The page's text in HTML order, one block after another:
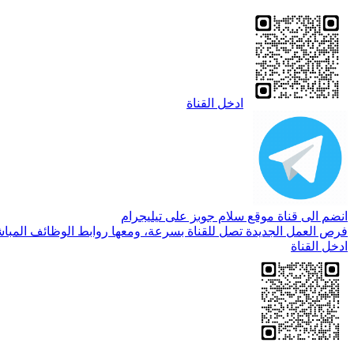
ادخل القناة
انضم الى قناة موقع سلام جوبز على تيليجرام
فرص العمل الجديدة تصل للقناة بسرعة، ومعها روابط الوظائف
ادخل القناة